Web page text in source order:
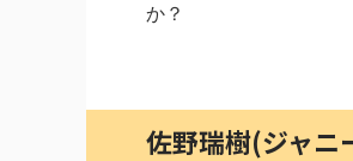
か？
佐野瑞樹(ジャニ